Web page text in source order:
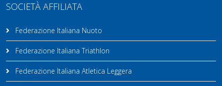
SOCIETÀ AFFILIATA
Federazione Italiana Nuoto
Federazione Italiana Triathlon
Federazione Italiana Atletica Leggera